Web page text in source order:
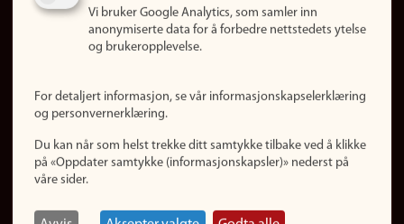
Om nettstedet
Informasjonskapsler
Personvern
Logg inn
Rediger din ansattside
Vi bruker Google Analytics, som samler inn
anonymiserte data for å forbedre nettstedets ytelse
og brukeropplevelse.
For detaljert informasjon, se vår informasjonskapselerklæring
og personvernerklæring.
Du kan når som helst trekke ditt samtykke tilbake ved å klikke
på «Oppdater samtykke (informasjonskapsler)» nederst på
våre sider.